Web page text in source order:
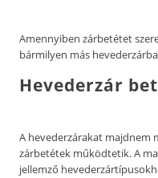
Amennyiben zárbetétet
bármilyen más
Hevederzár
A hevederzárakat majdnem
zárbetétek működtetik. A
jellemző